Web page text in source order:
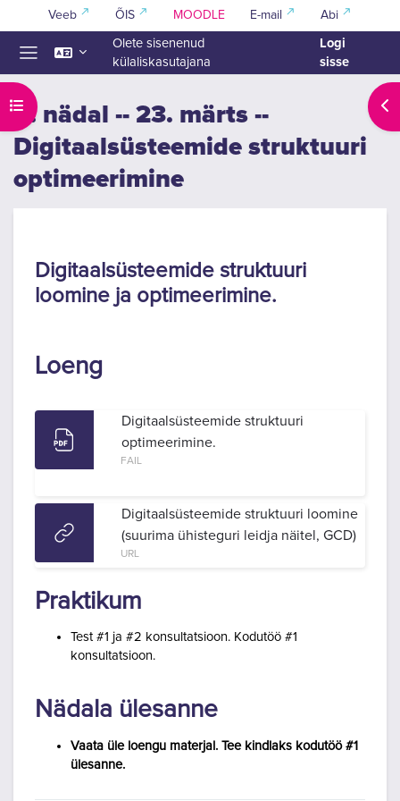
Jäta vahele peasisuni
Veeb ÕIS MOODLE E-mail Abi
Olete sisenenud
külaliskasutajana
Logi
sisse
Ava kursuse sisukord
8. nädal -- 23. märts --
Digitaalsüsteemide struktuuri
optimeerimine
Section outline
Digitaalsüsteemide struktuuri
loomine ja optimeerimine.
Loeng
Digitaalsüsteemide struktuuri
optimeerimine.
FAIL
Digitaalsüsteemide struktuuri loomine
(suurima ühisteguri leidja näitel, GCD)
URL
Praktikum
Test #1 ja #2 konsultatsioon. Kodutöö #1
konsultatsioon.
Nädala ülesanne
Vaata üle loengu materjal. Tee kindlaks kodutöö #1
ülesanne.